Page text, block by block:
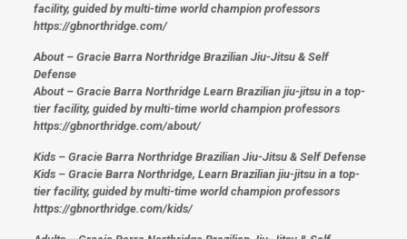
facility, guided by multi-time world champion professors
https://gbnorthridge.com/
About – Gracie Barra Northridge Brazilian Jiu-Jitsu & Self
Defense
About – Gracie Barra Northridge Learn Brazilian jiu-jitsu in a top-
tier facility, guided by multi-time world champion professors
https://gbnorthridge.com/about/
Kids – Gracie Barra Northridge Brazilian Jiu-Jitsu & Self Defense
Kids – Gracie Barra Northridge, Learn Brazilian jiu-jitsu in a top-
tier facility, guided by multi-time world champion professors
https://gbnorthridge.com/kids/